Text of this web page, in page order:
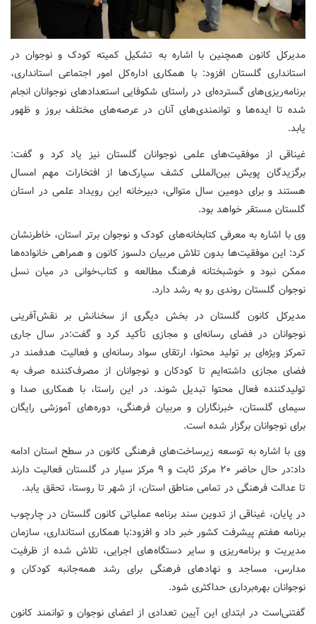
مدیرکل کانون همچنین با اشاره به تشکیل کمیته کودک و نوجوان در
استانداری گلستان افزود: با همکاری اداره‌کل امور اجتماعی استانداری،
برنامه‌ریزی‌های گسترده‌ای در راستای شکوفایی استعدادهای نوجوانان انجام
شده تا ایده‌ها و توانمندی‌های آنان در عرصه‌های مختلف بروز و ظهور
یابد.
غیناقی از موفقیت‌های علمی نوجوانان گلستان نیز یاد کرد و گفت:
برگزیدگان پویش بین‌المللی کشف سیارک‌ها از افتخارات مهم امسال
هستند و برای دومین سال متوالی، دبیرخانه این رویداد علمی در استان
گلستان مستقر خواهد بود.
وی با اشاره به معرفی کتابخانه‌های کودک و نوجوان برتر استان، خاطرنشان
کرد: این موفقیت‌ها بدون تلاش مربیان دلسوز کانون و همراهی خانواده‌ها
ممکن نبود و خوشبختانه فرهنگ مطالعه و کتاب‌خوانی در میان نسل
نوجوان گلستان روندی رو به رشد دارد.
مدیرکل کانون گلستان در بخش دیگری از سخنانش بر نقش‌آفرینی
نوجوانان در فضای رسانه‌ای و مجازی تأکید کرد و گفت:در سال جاری
تمرکز ویژه‌ای بر تولید محتوا، ارتقای سواد رسانه‌ای و فعالیت هدفمند در
فضای مجازی داشته‌ایم تا کودکان و نوجوانان از مصرف‌کننده صرف به
تولیدکننده فعال محتوا تبدیل شوند. در این راستا، با همکاری صدا و
سیمای گلستان، خبرنگاران و مربیان فرهنگی، دوره‌های آموزشی رایگان
برای نوجوانان برگزار شده است.
وی با اشاره به توسعه زیرساخت‌های فرهنگی کانون در سطح استان ادامه
داد:در حال حاضر ۲۰ مرکز ثابت و ۹ مرکز سیار در گلستان فعالیت دارند
تا عدالت فرهنگی در تمامی مناطق استان، از شهر تا روستا، تحقق یابد.
در پایان، غیناقی از تدوین سند برنامه عملیاتی کانون گلستان در چارچوب
برنامه هفتم پیشرفت کشور خبر داد و افزود:با همکاری استانداری، سازمان
مدیریت و برنامه‌ریزی و سایر دستگاه‌های اجرایی، تلاش شده از ظرفیت
مدارس، مساجد و نهادهای فرهنگی برای رشد همه‌جانبه کودکان و
نوجوانان بهره‌برداری حداکثری شود.
گفتنی‌است در ابتدای این آیین تعدادی از اعضای نوجوان و توانمند کانون